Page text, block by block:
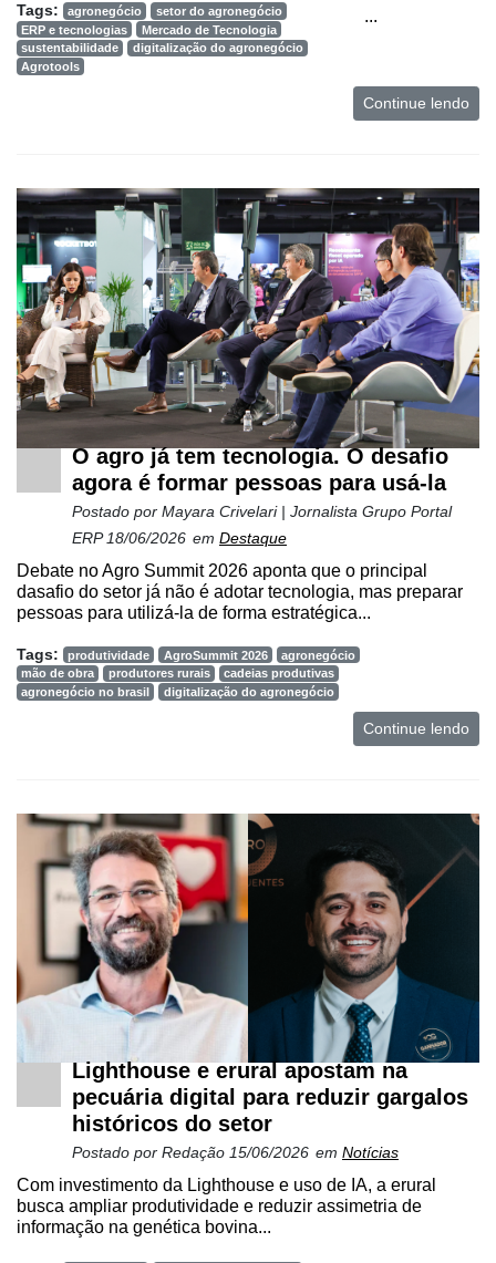
...
Tags: agronegócio
setor do agronegócio
ERP e tecnologias
Mercado de Tecnologia
sustentabilidade
digitalização do agronegócio
Agrotools
Continue lendo
O agro já tem tecnologia. O desafio
agora é formar pessoas para usá-la
Postado por Mayara Crivelari | Jornalista Grupo Portal
ERP 18/06/2026 em Destaque
Debate no Agro Summit 2026 aponta que o principal
dasafio do setor já não é adotar tecnologia, mas preparar
pessoas para utilizá-la de forma estratégica...
Tags: produtividade AgroSummit 2026
agronegócio
mão de obra
produtores rurais
cadeias produtivas
agronegócio no brasil
digitalização do agronegócio
Continue lendo
Lighthouse e erural apostam na
pecuária digital para reduzir gargalos
históricos do setor
Postado por Redação 15/06/2026 em Notícias
Com investimento da Lighthouse e uso de IA, a erural
busca ampliar produtividade e reduzir assimetria de
informação na genética bovina...